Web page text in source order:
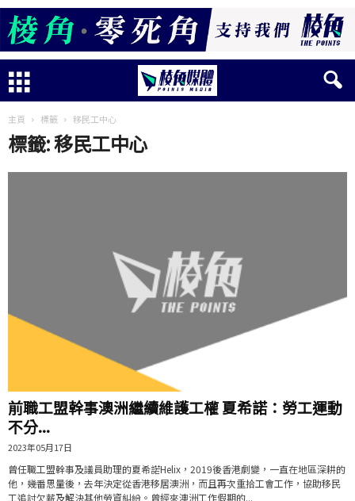
主頁 標籤 移民工中心
標籤: 移民工中心
前職工盟幹事澳洲繼續維護工權 夏希諾：勞工運動
不分...
2023年05月17日
曾任職工盟幹事及議員助理的夏希諾Helix，2019後香港劇變，一直在地區深耕的
他，幾番思量後，去年決定從香港移居澳洲，而且再次重拾工會工作，協助移民
工追討欠薪及解決其他勞資糾紛。曾經來澳洲工作假期的...